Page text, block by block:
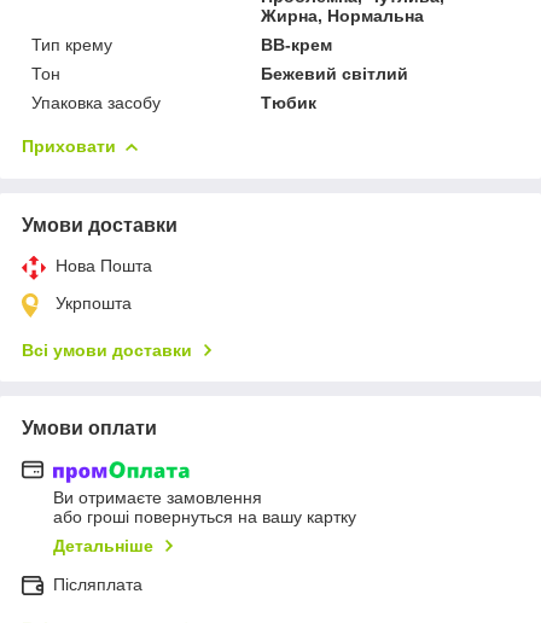
Жирна, Нормальна
Тип крему
BB-крем
Тон
Бежевий світлий
Упаковка засобу
Тюбик
Приховати
Умови доставки
Нова Пошта
Укрпошта
Всі умови доставки
Умови оплати
Ви отримаєте замовлення
або гроші повернуться на вашу картку
Детальніше
Післяплата